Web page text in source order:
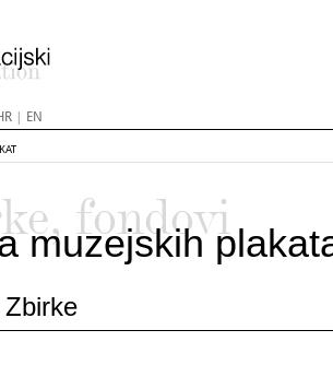
| EN
fondovi
muzejskih
Zbirke